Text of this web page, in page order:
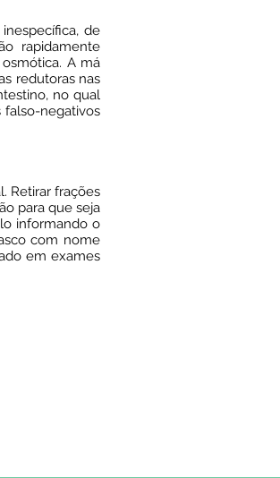
de
rapidamente
A má
redutoras nas
no qual
falso-negativos
Retirar frações
para que seja
informando o
com nome
em exames